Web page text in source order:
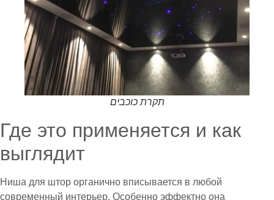
תקרת כוכבים
Где это применяется и как
выглядит
Ниша для штор органично вписывается в любой
современный интерьер. Особенно эффектно она